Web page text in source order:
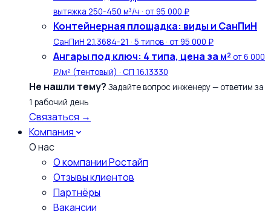
вытяжка 250-450 м³/ч · от 95 000 ₽
Контейнерная площадка: виды и СанПиН
СанПиН 2.1.3684-21 · 5 типов · от 95 000 ₽
Ангары под ключ: 4 типа, цена за м² от 6 000
₽/м² (тентовый) · СП 16.13330
Не нашли тему? Задайте вопрос инженеру — ответим за
1 рабочий день
Связаться →
Компания
О нас
О компании Ростайп
Отзывы клиентов
Партнёры
Вакансии